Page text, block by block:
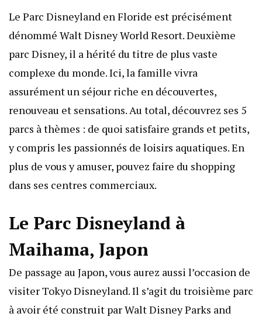
Le Parc Disneyland en Floride est précisément
dénommé Walt Disney World Resort. Deuxième
parc Disney, il a hérité du titre de plus vaste
complexe du monde. Ici, la famille vivra
assurément un séjour riche en découvertes,
renouveau et sensations. Au total, découvrez ses 5
parcs à thèmes : de quoi satisfaire grands et petits,
y compris les passionnés de loisirs aquatiques. En
plus de vous y amuser, pouvez faire du shopping
dans ses centres commerciaux.
Le Parc Disneyland à
Maihama, Japon
De passage au Japon, vous aurez aussi l’occasion de
visiter Tokyo Disneyland. Il s’agit du troisième parc
à avoir été construit par Walt Disney Parks and